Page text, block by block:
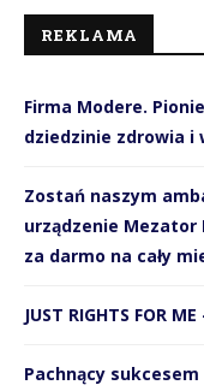
REKLAMA
Firma Modere.
dziedzinie zdrowia i
Zostań naszym
urządzenie Mezator
za darmo na cały
JUST RIGHTS FOR
Pachnący